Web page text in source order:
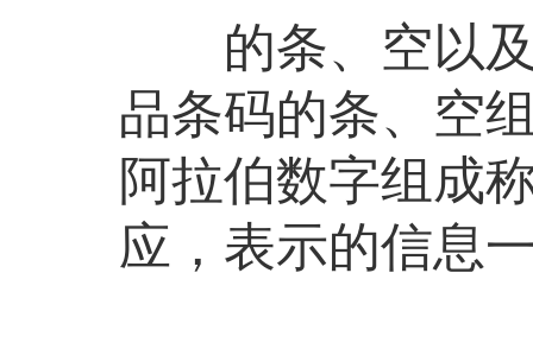
的条、空以及
品条码的条、空
阿拉伯数字组成
应，表示的信息